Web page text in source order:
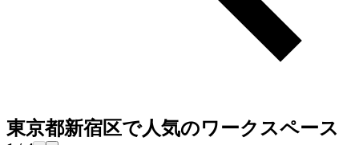
東京都新宿区で人気のワークスペース